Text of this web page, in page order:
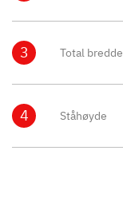
3 Total bredde
4 Ståhøyde